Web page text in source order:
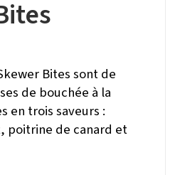
Bites sont de
de bouchée à la
en trois saveurs :
poitrine de canard et